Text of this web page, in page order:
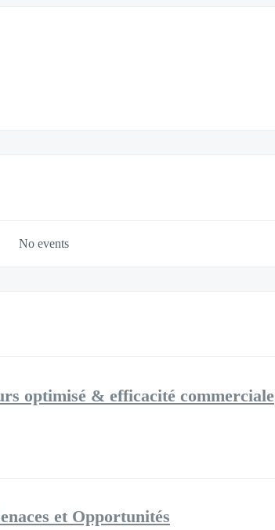
No events
optimisé & efficacité commerciale
et Opportunités